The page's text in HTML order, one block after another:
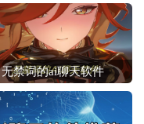
无禁词的ai聊天软件